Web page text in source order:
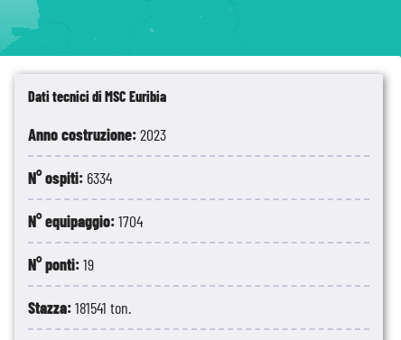
Dati tecnici di MSC Euribia
Anno costruzione:2023
N° ospiti: 6334
N° equipaggio:1704
N° ponti:19
Stazza:181541 ton.